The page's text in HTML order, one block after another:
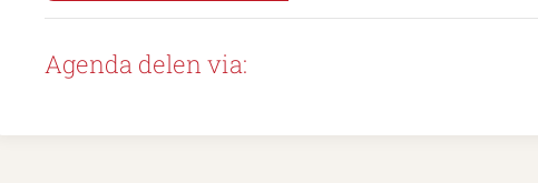
Agenda delen via: